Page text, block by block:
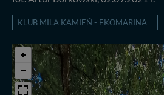
KLUB MILA KAMIEŃ - EKOMARINA